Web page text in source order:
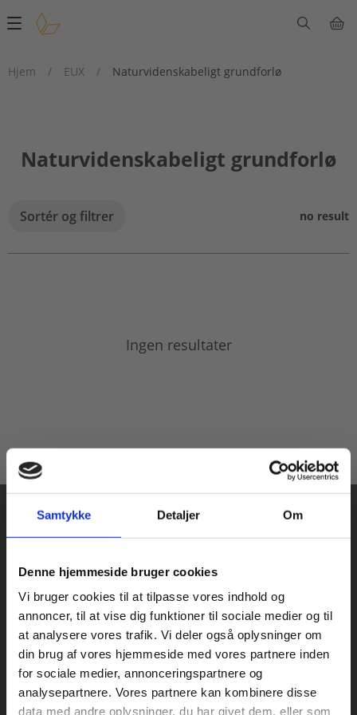
Samtykke Detaljer Om
Denne hjemmeside bruger cookies
Vi bruger cookies til at tilpasse vores indhold og
annoncer, til at vise dig funktioner til sociale medier og til
at analysere vores trafik. Vi deler også oplysninger om
din brug af vores hjemmeside med vores partnere inden
for sociale medier, annonceringspartnere og
analysepartnere. Vores partnere kan kombinere disse
data med andre oplysninger, du har givet dem, eller som
Main
Hjem
/ EUX / Naturvidenskabeligt grundforlø
Naturvidenskabeligt grundforlø
Sortér og filtrer no result
Ingen resultater
Praxis Forlag A/S
CVR 41280921
København
Vognmagergade 7, 5. sal
1120 København K
Køb læremidler og find masterclasses mm.
Fortsæt som:
For privatkunder og
studerende. Du får
For institutioner og
virksomheder. Du